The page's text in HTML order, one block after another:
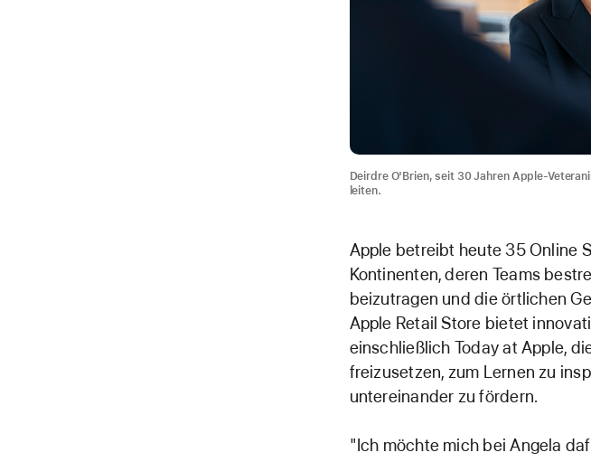
Deirdre O'Brien, seit 30 Jahren Apple-
leiten.
Apple betreibt heute 35 Online
Kontinenten, deren Teams
beizutragen und die örtlichen
Apple Retail Store bietet
einschließlich Today at Apple,
freizusetzen, zum Lernen zu
untereinander zu fördern.
"Ich möchte mich bei Angela